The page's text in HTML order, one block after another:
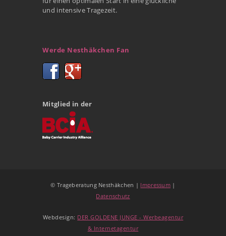
und intensive Tragezeit.
Werde Nesthäkchen Fan
Mitglied in der
© Trageberatung Nesthäkchen | Impressum |
Datenschutz
Webdesign: DER GOLDENE JUNGE - Werbeagentur
& Internetagentur